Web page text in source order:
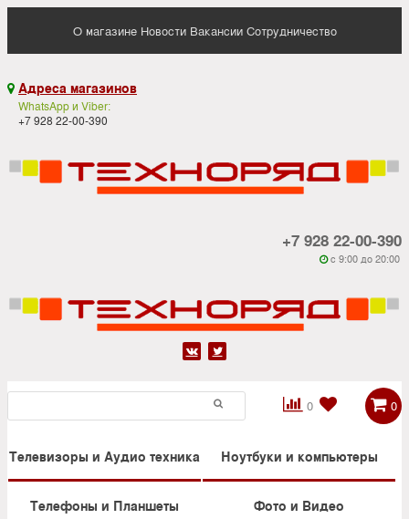
О магазине Новости Вакансии Сотрудничество
 Адреса магазинов
WhatsApp и Viber:
+7 928 22-00-390
+7 928 22-00-390
 c 9:00 до 20:00
 
0

 0
Телевизоры и Аудио техника Ноутбуки и компьютеры
Телефоны и Планшеты Фото и Видео